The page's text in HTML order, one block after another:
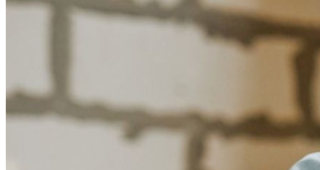
D'innombrables entreprises choisissent Bitwarden pour
sécuriser leurs intérêts.
Découvrir Secrets Manager
Gestion des secrets chiffrée de bout en bout pour le